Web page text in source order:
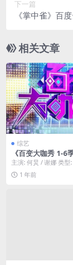
下一篇
《掌中雀》百
相关文章
综艺
《百变大咖秀 1-6
网盘夸克下载.阿
(2012)
主演: 何炅 / 谢娜 类型
下载：百变大咖秀下
度云...1 年前